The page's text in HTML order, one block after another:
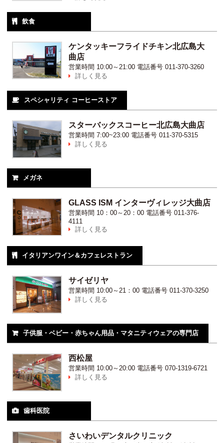
 飲食
ケンタッキーフライドチキン北広島大
曲店
営業時間 10:00～21:00 電話番号 011-370-3260
 詳しく見る
 スペシャリティ コーヒーストア
スターバックスコーヒー北広島大曲店
営業時間 7:00~23:00 電話番号 011-370-5315
 詳しく見る
 メガネ
GLASS ISM インターヴィレッジ大曲店
営業時間 10：00～20：00 電話番号 011-376-
4111
 詳しく見る
 イタリアンワイン＆カフェレストラン
サイゼリヤ
営業時間 10:00～21：00 電話番号 011-370-3250
 詳しく見る
 子供服・ベビー・赤ちゃん用品・マタニティウェアの専門店
西松屋
営業時間 10:00～20:00 電話番号 070-1319-6721
 詳しく見る
 歯科医院
さいわいデンタルクリニック